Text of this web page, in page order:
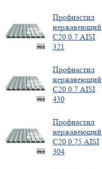
Профнастил
нержавеющий
С20 0.7 AISI
321
Профнастил
нержавеющий
С20 0.7 AISI
430
Профнастил
нержавеющий
С20 0.75 AISI
304